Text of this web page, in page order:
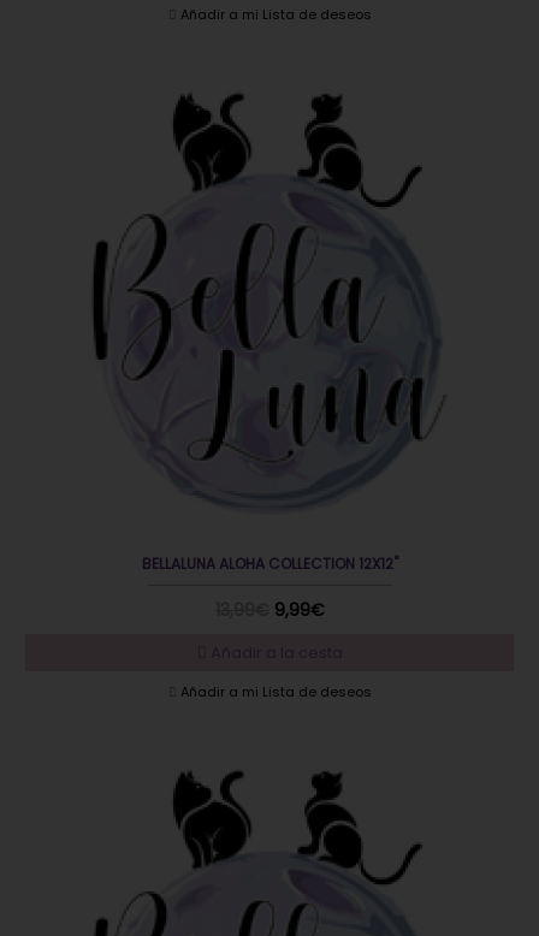
Añadir a mi Lista de deseos
BELLALUNA ALOHA COLLECTION 12X12"
9,99€
Añadir a mi Lista de deseos